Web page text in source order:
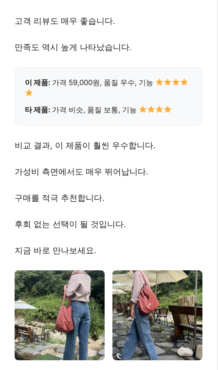
고객 리뷰도 매우 좋습니다.
만족도 역시 높게 나타났습니다.
이 제품: 가격 59,000원, 품질 우수, 기능
타 제품: 가격 비슷, 품질 보통, 기능
비교 결과, 이 제품이 훨씬 우수합니다.
가성비 측면에서도 매우 뛰어납니다.
구매를 적극 추천합니다.
후회 없는 선택이 될 것입니다.
지금 바로 만나보세요.